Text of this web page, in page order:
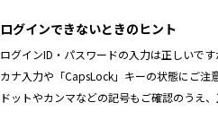
ログインできないときのヒント
ログインID・パスワードの入力は正しいです
カナ入力や「CapsLock」キーの状態にご注
ドットやカンマなどの記号もご確認のうえ、